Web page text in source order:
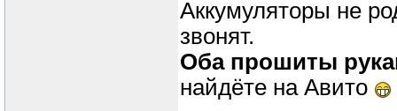
Аккумуляторы не
звонят.
Оба прошиты
найдёте на Авито